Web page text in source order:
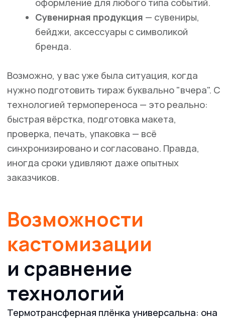
каждом производственном этапе.
Оперативная логистика,
индивидуальное согласование сроков и
доставки.
Гарантия — на весь тираж, всегда.
объём, процесс остаётся максимально
простым для клиента: заявка, подбор
Остальное — нашими руками.
Честно говоря, именно такой формат работы
позволяет нам поддерживать стабильные
отношения с крупнейшими компаниями и вести
клиентов “под ключ” — от идеи до реализации
Почему выбирают нашу типографию
Гарантия точного совпадения
фирменных цветов и стандартов ✔️
Отзывы B2B-заказчиков ✔️
Удобный сервис от заявки до доставки
Возможно, вас также заинтересует наша
печать на текстилес фотореалистичной
детализацией макетов. Пора обсудить ваш
проект — опытный менеджер